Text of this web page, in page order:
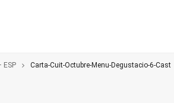
ESP Carta-Cuit-Octubre-Menu-Degustacio-6-Cast